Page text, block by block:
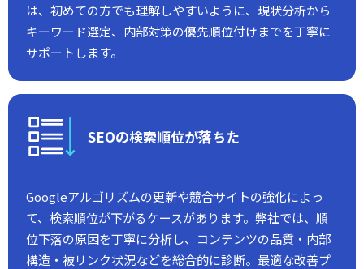
は、初めての方でも理解しやすいように、現状分析から
キーワード選定、内部対策の優先順位付けまでを丁寧に
サポートします。
SEOの検索順位が落ちた
Googleアルゴリズムの更新や競合サイトの強化によっ
て、検索順位が下がるケースがあります。弊社では、順
位下落の原因を丁寧に分析し、コンテンツの品質・内部
構造・被リンク状況などを総合的に診断。最適な改善プ